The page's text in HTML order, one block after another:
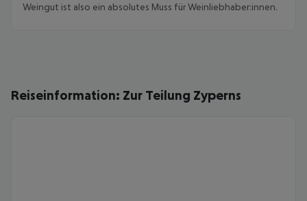
Weingut ist also ein absolutes Muss für Weinliebhaber:innen.
Reiseinformation: Zur Teilung Zyperns